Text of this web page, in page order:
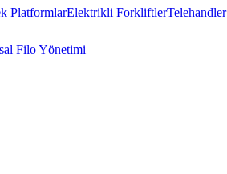
PlatformlarElektrikli ForkliftlerTelehandler
Filo Yönetimi